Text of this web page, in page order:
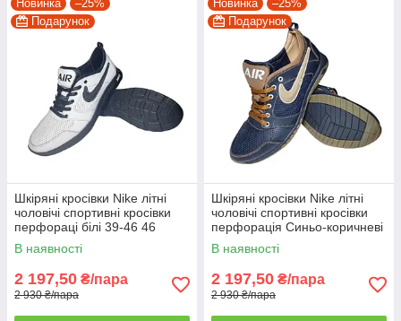
Новинка
–25%
Подарунок
Шкіряні кросівки Nike літні
чоловічі спортивні кросівки
перфораці білі 39-46 46
В наявності
2 197,50 ₴/пара
2 930 ₴/пара
Новинка
–25%
Подарунок
Шкіряні кросівки Nike літні
чоловічі спортивні кросівки
перфорація Синьо-коричневі
розміри 39-46 41
В наявності
2 197,50 ₴/пара
2 930 ₴/пара